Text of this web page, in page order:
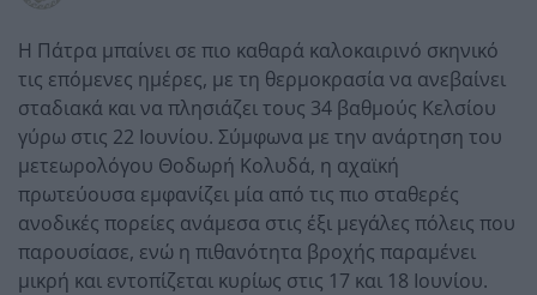
Η Πάτρα μπαίνει σε πιο καθαρά καλοκαιρινό σκηνικό
τις επόμενες ημέρες, με τη θερμοκρασία να ανεβαίνει
σταδιακά και να πλησιάζει τους 34 βαθμούς Κελσίου
γύρω στις 22 Ιουνίου. Σύμφωνα με την ανάρτηση του
μετεωρολόγου Θοδωρή Κολυδά, η αχαϊκή
πρωτεύουσα εμφανίζει μία από τις πιο σταθερές
ανοδικές πορείες ανάμεσα στις έξι μεγάλες πόλεις που
παρουσίασε, ενώ η πιθανότητα βροχής παραμένει
μικρή και εντοπίζεται κυρίως στις 17 και 18 Ιουνίου.